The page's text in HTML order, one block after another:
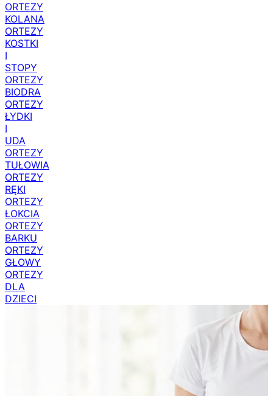
ORTEZY
KOLANA
ORTEZY
KOSTKI
I
STOPY
ORTEZY
BIODRA
ORTEZY
ŁYDKI
I
UDA
ORTEZY
TUŁOWIA
ORTEZY
RĘKI
ORTEZY
ŁOKCIA
ORTEZY
BARKU
ORTEZY
GŁOWY
ORTEZY
DLA
DZIECI